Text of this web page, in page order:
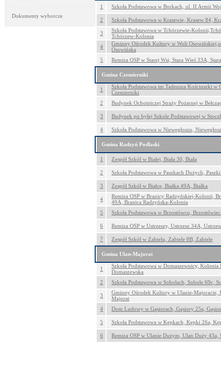
Dokumenty wyborcze
1 Szkoła Podstawowa w Borkach, ul. II Armii
2 Szkoła Podstawowa w Krasewie, Krasew 84,
3
Szkoła Podstawowa w Tchórzewie-
Tchórzew-Kolonia
4
Gminny Ośrodek Kultury w Woli
Osowińska
5
Remiza OSP w Starej Wsi, Stara Wieś 33A,
Gmina Czemierniki
1
Szkoła Podstawowa im.Tadeusza Kościuszki
Czemierniki
2
Budynek Ochotniczej Straży Pożarnej w
3 Budynek po byłej Szkole Podstawowej w
4 Szkoła Podstawowa w Niewęgłoszu,
Gmina Radzyń Podlaski
1 Zespół Szkół w Białej, Biała 30, Biała
2 Szkoła Podstawowa w Paszkach Dużych,
3 Zespół Szkół w Białce, Białka 49A, Białka
4
Remiza OSP w Branicy Radzyńskiej-Kolonii,
49A, Branica Radzyńska-Kolonia
5
Szkoła Podstawowa w Brzostówcu,
6 Remiza OSP w Ustrzeszy, Ustrzesz 34A,
7 Zespół Szkół w Zabielu, Zabiele 8B, Zabiele
Gmina Ulan-Majorat
1
Szkoła Podstawowa w Domaszewnicy,
Domaszewska
2
Szkoła Podstawowa w Sobolach, Sobole 69c,
3
Gminny Ośrodek Kultury w Ulanie-Majoracie,
Majorat
4
Dom Ludowy w Gąsiorach, Gąsiory 25a,
5 Szkoła Podstawowa w Kępkach, Kępki 26a,
6 Remiza OSP w Ulanie Dużym, Ulan Duży 43a,